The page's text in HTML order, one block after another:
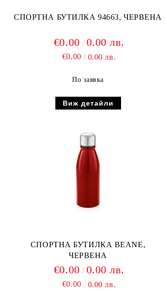
СПОРТНА БУТИЛКА 94663, ЧЕРВЕНА
€0.00 0.00 лв.
€0.00 0.00 лв.
По заявка
Виж детайли
СПОРТНА БУТИЛКА BEANE,
ЧЕРВЕНА
€0.00 0.00 лв.
€0.00 0.00 лв.